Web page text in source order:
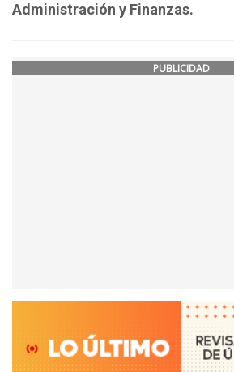
Administración y Finanzas.
PUBLICIDAD